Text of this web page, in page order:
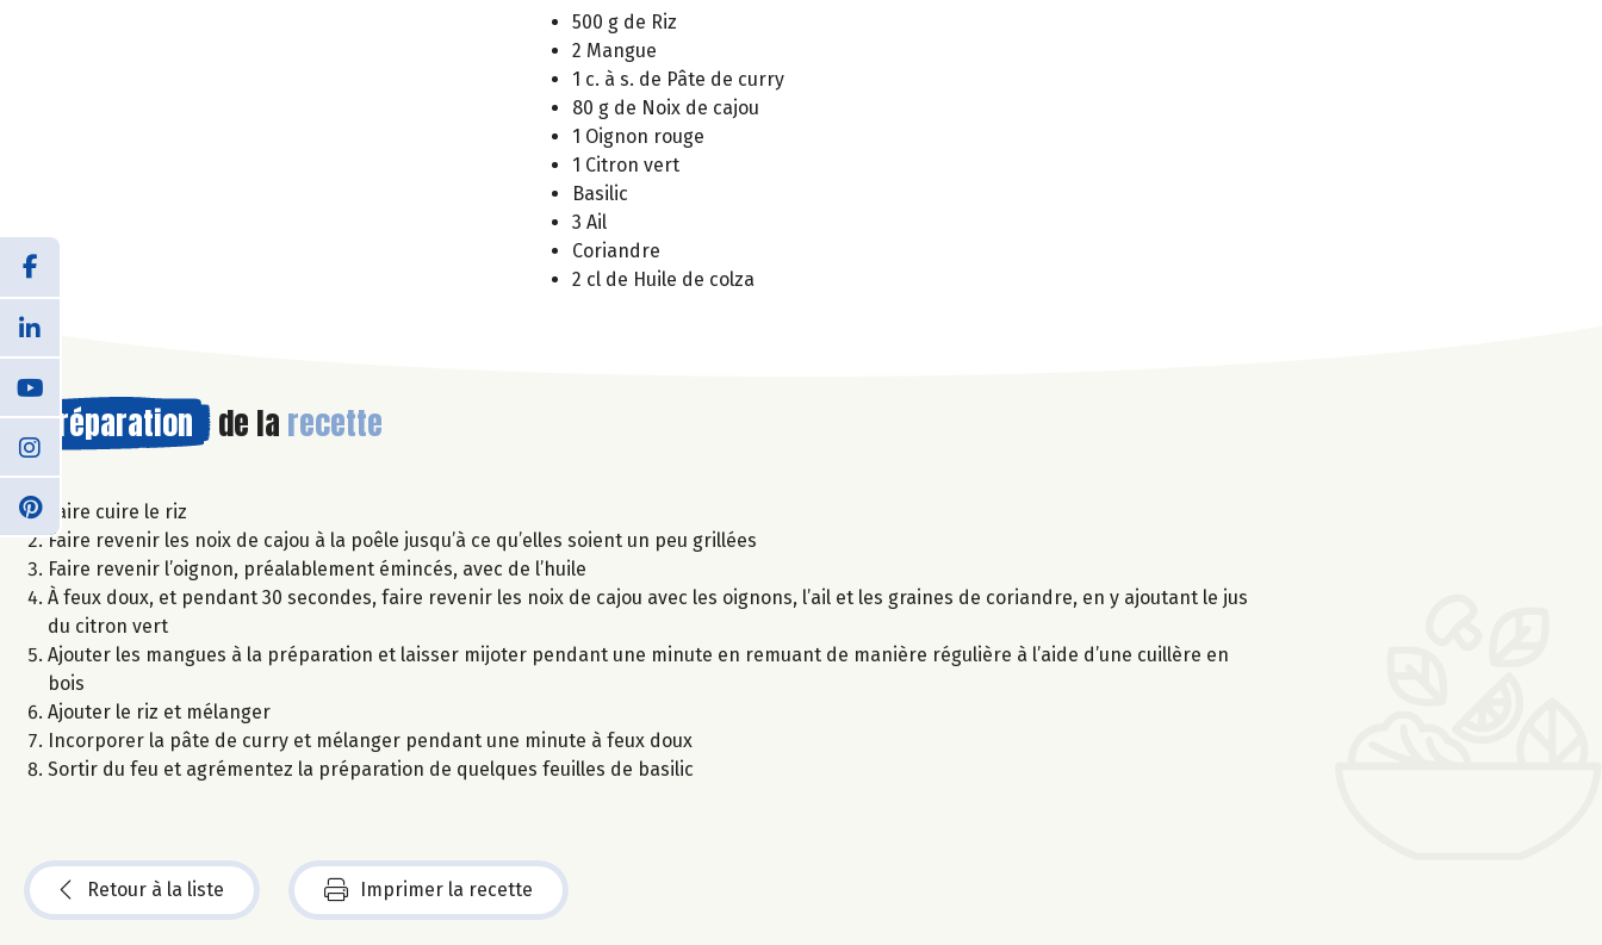
500 g de Riz
2 Mangue
1 c. à s. de Pâte de curry
80 g de Noix de cajou
1 Oignon rouge
1 Citron vert
Basilic
3 Ail
Coriandre
2 cl de Huile de colza
Préparation de la recette
Faire cuire le riz
Faire revenir les noix de cajou à la poêle jusqu’à ce qu’elles soient un peu grillées
Faire revenir l’oignon, préalablement émincés, avec de l’huile
À feux doux, et pendant 30 secondes, faire revenir les noix de cajou avec les oignons, l’ail et les graines de coriandre, en y ajoutant le jus
du citron vert
Ajouter les mangues à la préparation et laisser mijoter pendant une minute en remuant de manière régulière à l’aide d’une cuillère en
bois
Ajouter le riz et mélanger
Incorporer la pâte de curry et mélanger pendant une minute à feux doux
Sortir du feu et agrémentez la préparation de quelques feuilles de basilic
Retour à la liste Imprimer la recette